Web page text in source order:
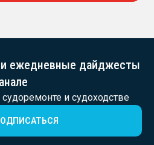
ежедневные дайджесты
и судоходстве